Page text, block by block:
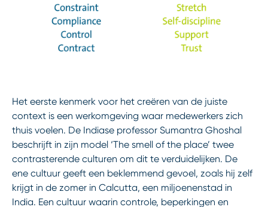
Het eerste kenmerk voor het creëren van de juiste
context is een werkomgeving waar medewerkers zich
thuis voelen. De Indiase professor Sumantra Ghoshal
beschrijft in zijn model ‘The smell of the place’ twee
contrasterende culturen om dit te verduidelijken. De
ene cultuur geeft een beklemmend gevoel, zoals hij zelf
krijgt in de zomer in Calcutta, een miljoenenstad in
India. Een cultuur waarin controle, beperkingen en